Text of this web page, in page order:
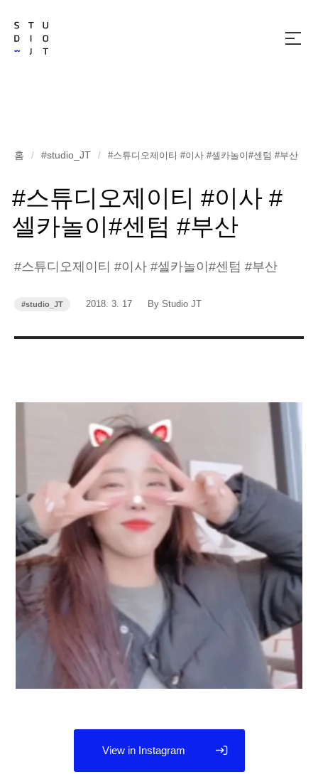
메
홈 / #studio_JT / #스튜디오제이티 #이사 #셀카놀이#센텀 #부산
#스튜디오제이티 #이사 #
셀카놀이#센텀 #부산
#스튜디오제이티 #이사 #셀카놀이#센텀 #부산
카
리
#studio_JT
작
2018. 3. 17
작
By Studio JT
View in Instagram